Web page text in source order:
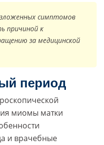
симптомов
причиной к
за медицинской
период
миомы матки
и врачебные